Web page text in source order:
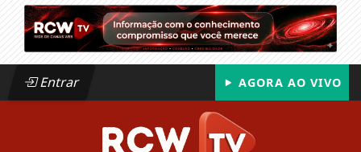
Entrar AGORA AO VIVO